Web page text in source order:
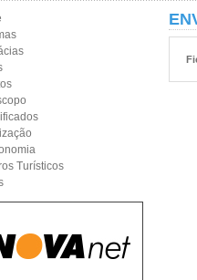
Turísticos